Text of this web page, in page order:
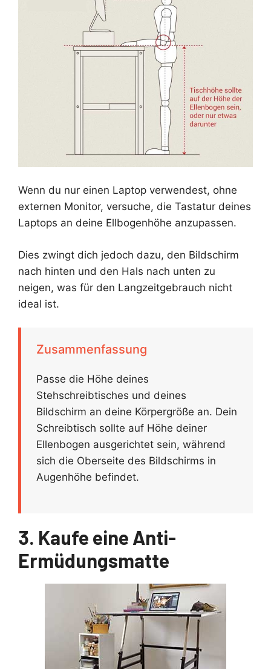
Wenn du nur einen Laptop verwendest, ohne
externen Monitor, versuche, die Tastatur deines
Laptops an deine Ellbogenhöhe anzupassen.
Dies zwingt dich jedoch dazu, den Bildschirm
nach hinten und den Hals nach unten zu
neigen, was für den Langzeitgebrauch nicht
ideal ist.
Zusammenfassung
Passe die Höhe deines
Stehschreibtisches und deines
Bildschirm an deine Körpergröße an. Dein
Schreibtisch sollte auf Höhe deiner
Ellenbogen ausgerichtet sein, während
sich die Oberseite des Bildschirms in
Augenhöhe befindet.
3. Kaufe eine Anti-
Ermüdungsmatte